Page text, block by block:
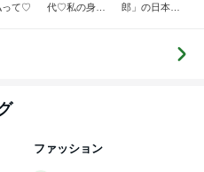
って♡
代♡私の身の
郎」の日本酒
ファッション